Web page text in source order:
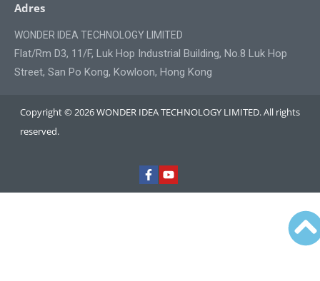
Adres
WONDER IDEA TECHNOLOGY LIMITED
Flat/Rm D3, 11/F, Luk Hop Industrial Building, No.8 Luk Hop
Street, San Po Kong, Kowloon, Hong Kong
Copyright © 2026 WONDER IDEA TECHNOLOGY LIMITED. All rights
reserved.